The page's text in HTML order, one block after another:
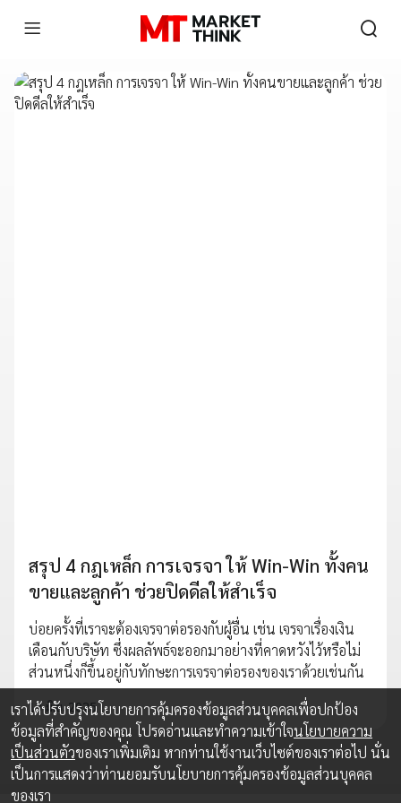
สรุป 4 กฎเหล็ก การเจรจา ให้ Win-Win ทั้งคน
ขายและลูกค้า ช่วยปิดดีลให้สำเร็จ
บ่อยครั้งที่เราจะต้องเจรจาต่อรองกับผู้อื่น เช่น เจรจาเรื่องเงิน
เดือนกับบริษัท ซึ่งผลลัพธ์จะออกมาอย่างที่คาดหวังไว้หรือไม่
ส่วนหนึ่งก็ขึ้นอยู่กับทักษะการเจรจาต่อรองของเราด้วยเช่นกัน
13 มิ.ย. 2025
เราได้ปรับปรุงนโยบายการคุ้มครองข้อมูลส่วนบุคคลเพื่อปกป้อง
ข้อมูลที่สำคัญของคุณ โปรดอ่านและทำความเข้าใจนโยบายความ
เป็นส่วนตัวของเราเพิ่มเติม หากท่านใช้งานเว็บไซต์ของเราต่อไป นั่น
เป็นการแสดงว่าท่านยอมรับนโยบายการคุ้มครองข้อมูลส่วนบุคคล
ของเรา